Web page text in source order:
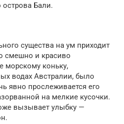
Бали.
существа на ум приходит
смешно и красиво
морскому коньку,
водах Австралии, было
явно прослеживается его
на мелкие кусочки.
вызывает улыбку —